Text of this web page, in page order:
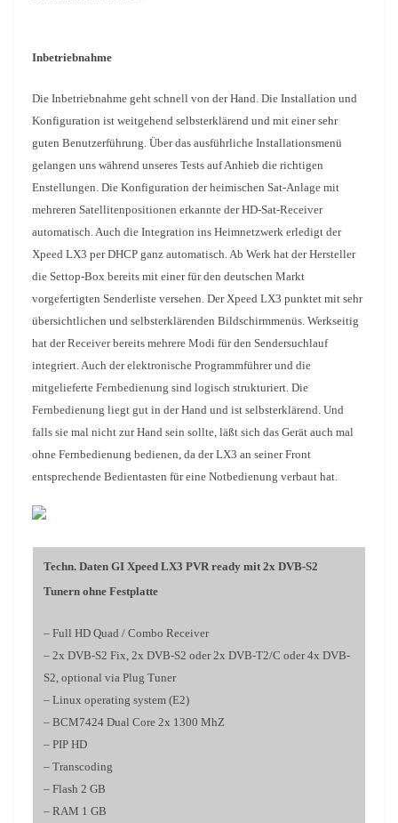
Inbetriebnahme
Die Inbetriebnahme geht schnell von der Hand. Die Installation und
Konfiguration ist weitgehend selbsterklärend und mit einer sehr
guten Benutzerführung. Über das ausführliche Installationsmenü
gelangen uns während unseres Tests auf Anhieb die richtigen
Enstellungen. Die Konfiguration der heimischen Sat-Anlage mit
mehreren Satellitenpositionen erkannte der HD-Sat-Receiver
automatisch. Auch die Integration ins Heimnetzwerk erledigt der
Xpeed LX3 per DHCP ganz automatisch. Ab Werk hat der Hersteller
die Settop-Box bereits mit einer für den deutschen Markt
vorgefertigten Senderliste versehen. Der Xpeed LX3 punktet mit sehr
übersichtlichen und selbsterklärenden Bildschirmmenüs. Werkseitig
hat der Receiver bereits mehrere Modi für den Sendersuchlauf
integriert. Auch der elektronische Programmführer und die
mitgelieferte Fernbedienung sind logisch strukturiert. Die
Fernbedienung liegt gut in der Hand und ist selbsterklärend. Und
falls sie mal nicht zur Hand sein sollte, läßt sich das Gerät auch mal
ohne Fernbedienung bedienen, da der LX3 an seiner Front
entsprechende Bedientasten für eine Notbedienung verbaut hat.
Techn. Daten GI Xpeed LX3 PVR ready mit 2x DVB-S2
Tunern ohne Festplatte
– Full HD Quad / Combo Receiver
– 2x DVB-S2 Fix, 2x DVB-S2 oder 2x DVB-T2/C oder 4x DVB-
S2, optional via Plug Tuner
– Linux operating system (E2)
– BCM7424 Dual Core 2x 1300 MhZ
– PIP HD
– Transcoding
– Flash 2 GB
– RAM 1 GB